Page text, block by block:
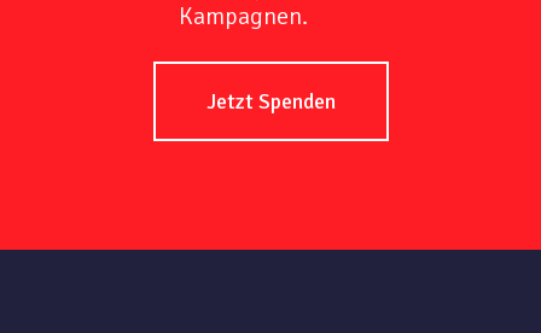
Kampagnen.
Jetzt Spenden